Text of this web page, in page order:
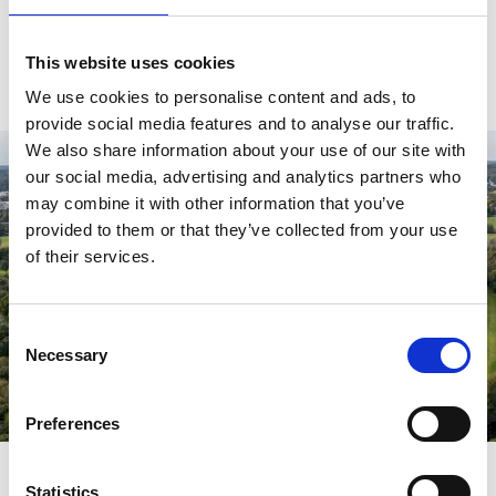
This website uses cookies
We use cookies to personalise content and ads, to
provide social media features and to analyse our traffic.
We also share information about your use of our site with
our social media, advertising and analytics partners who
may combine it with other information that you’ve
provided to them or that they’ve collected from your use
of their services.
Consent
Selection
Necessary
Preferences
Statistics
ställplatser för husbil/husvagn
golfpaket i samarbete med flera aktörer, bland annat
Lydde Gård och Två Skyttlar